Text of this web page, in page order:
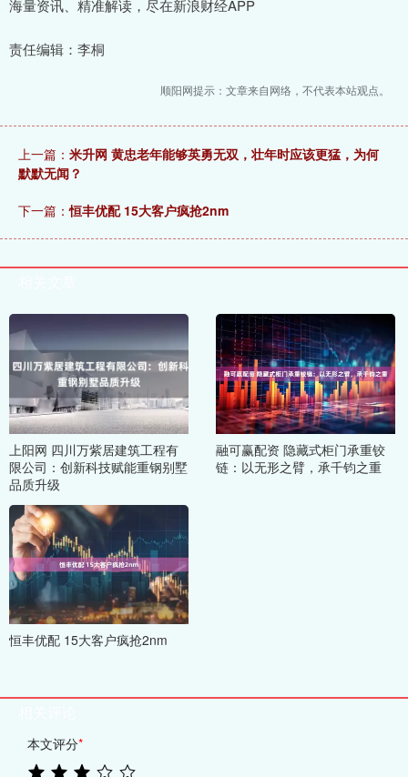
海量资讯、精准解读，尽在新浪财经APP
责任编辑：李桐
顺阳网提示：文章来自网络，不代表本站观点。
上一篇： 米升网 黄忠老年能够英勇无双，壮年时应该更猛，为何
默默无闻？
下一篇：恒丰优配 15大客户疯抢2nm
上阳网 四川万紫居建筑工程有
限公司：创新科技赋能重钢别墅
品质升级
融可赢配资 隐藏式柜门承重铰
链：以无形之臂，承千钧之重
恒丰优配 15大客户疯抢2nm
本文评分*